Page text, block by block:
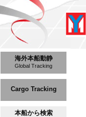
海外本船動静
Global Tracking
Cargo Tracking
本船から検索